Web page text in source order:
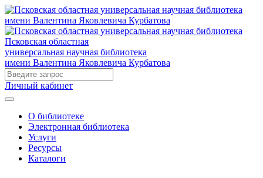
Псковская областная
универсальная научная библиотека
имени Валентина Яковлевича Курбатова
Личный кабинет
О библиотеке
Электронная библиотека
Услуги
Ресурсы
Каталоги